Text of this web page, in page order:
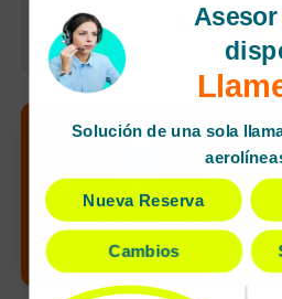
¡Alerta de nuevo
precio!
Solución de una sola
Nueva Reserva
Cambios